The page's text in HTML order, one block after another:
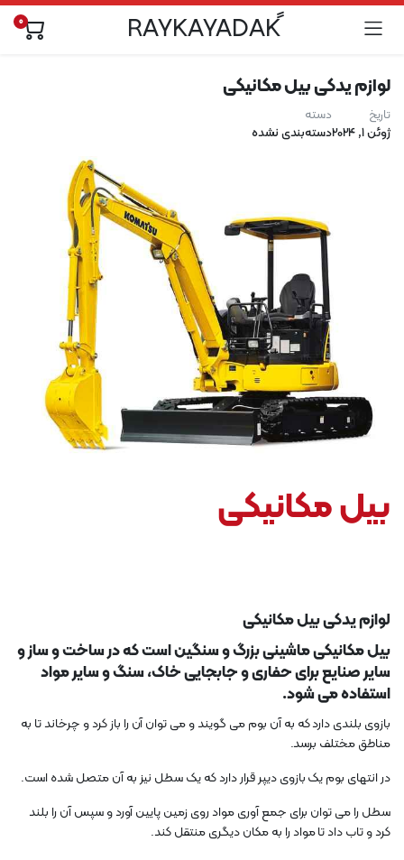
ًRAYKAYADAK 0
لوازم یدکی بیل مکانیکی
تاریخ
ژوئن 1, 2024
دسته
دسته‌بندی نشده
بیل مکانیکی
لوازم یدکی بیل مکانیکی
بیل مکانیکی ماشینی بزرگ و سنگین است که در ساخت و ساز و
سایر صنایع برای حفاری و جابجایی خاک، سنگ و سایر مواد
استفاده می شود.
بازوی بلندی دارد که به آن بوم می گویند و می توان آن را باز کرد و چرخاند تا به
مناطق مختلف برسد.
در انتهای بوم یک بازوی دیپر قرار دارد که یک سطل نیز به آن متصل شده است.
سطل را می توان برای جمع آوری مواد روی زمین پایین آورد و سپس آن را بلند
کرد و تاب داد تا مواد را به مکان دیگری منتقل کند.